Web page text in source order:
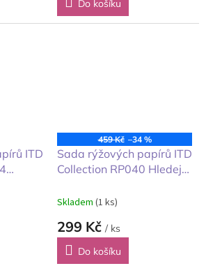
Do košíku
ITD
459 Kč –34 %
Sada rýžových papírů ITD
Collection RP040 Hledej
Skladem (1 ks)
299 Kč / ks
Do košíku